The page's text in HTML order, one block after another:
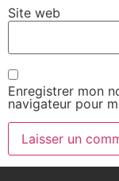
Site web
Enregistrer mon
navigateur pour